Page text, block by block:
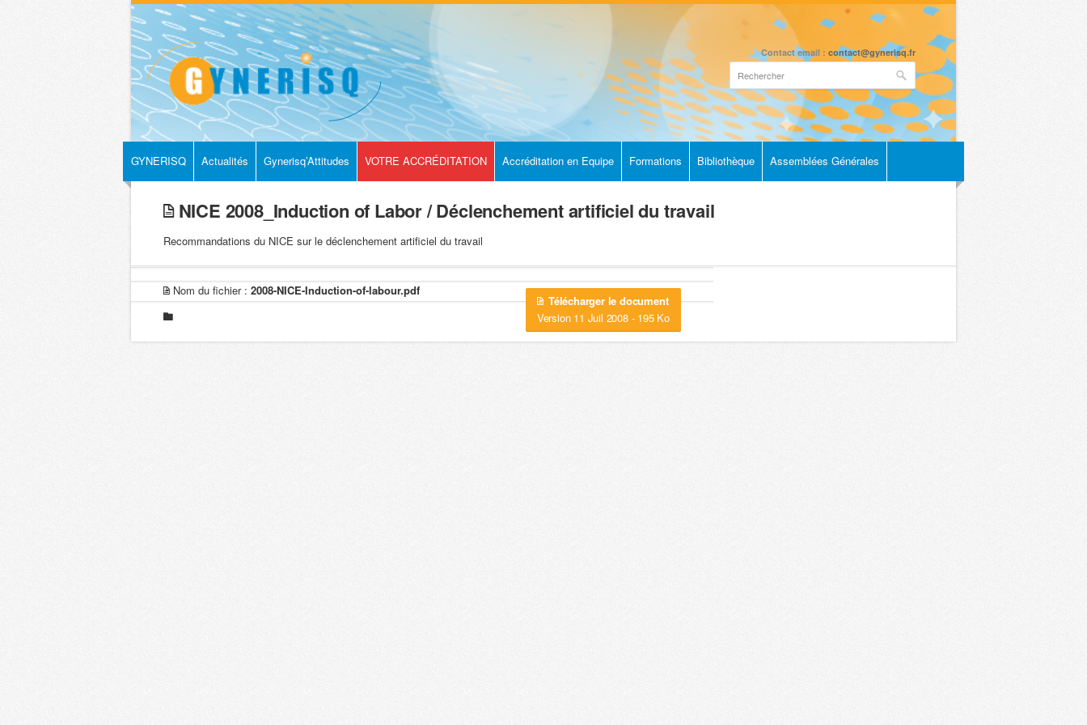
Contact email : contact@gynerisq.fr
GYNERISQ Actualités Gynerisq’Attitudes VOTRE ACCRÉDITATION Accréditation en Equipe Formations Bibliothèque Assemblées Générales
NICE 2008_Induction of Labor / Déclenchement artificiel du travail
Recommandations du NICE sur le déclenchement artificiel du travail
Télécharger le document
Version 11 Juil 2008 - 195 Ko
Nom du fichier : 2008-NICE-Induction-of-labour.pdf